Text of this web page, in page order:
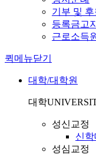
기부 및 후
등록금고
근로소득
퀵메뉴닫기
대학/대학원
대학
성신교정
신
성심교정